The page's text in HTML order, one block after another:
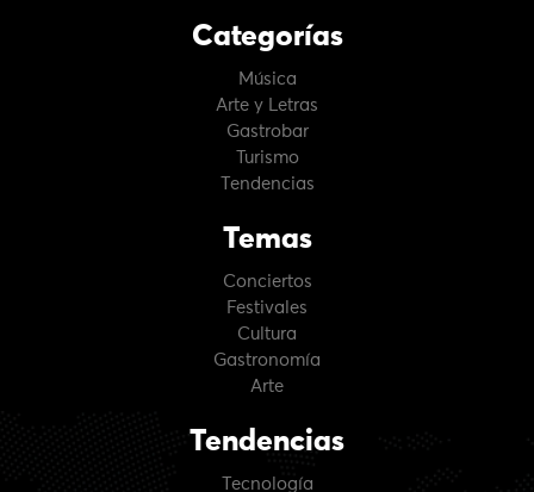
Categorías
Música
Arte y Letras
Gastrobar
Turismo
Tendencias
Temas
Conciertos
Festivales
Cultura
Gastronomía
Arte
Tendencias
Tecnología